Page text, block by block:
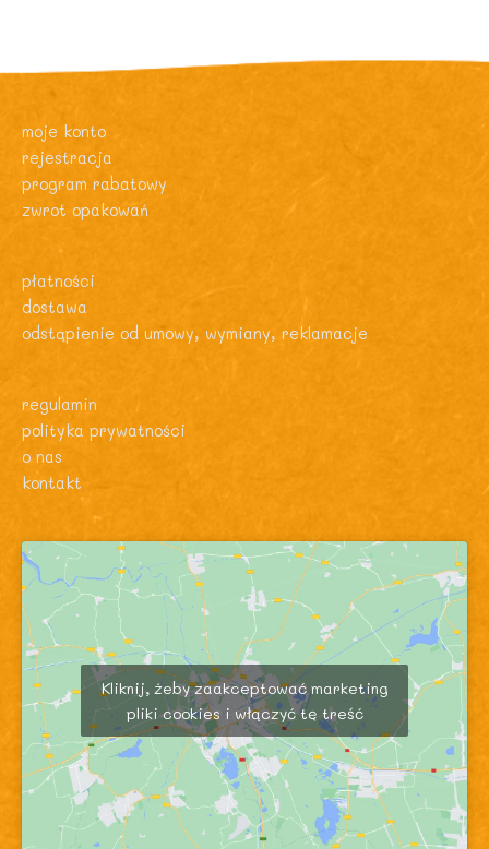
moje konto
rejestracja
program rabatowy
zwrot opakowań
płatności
dostawa
odstąpienie od umowy, wymiany, reklamacje
regulamin
polityka prywatności
o nas
kontakt
Kliknij, żeby zaakceptować marketing
pliki cookies i włączyć tę treść